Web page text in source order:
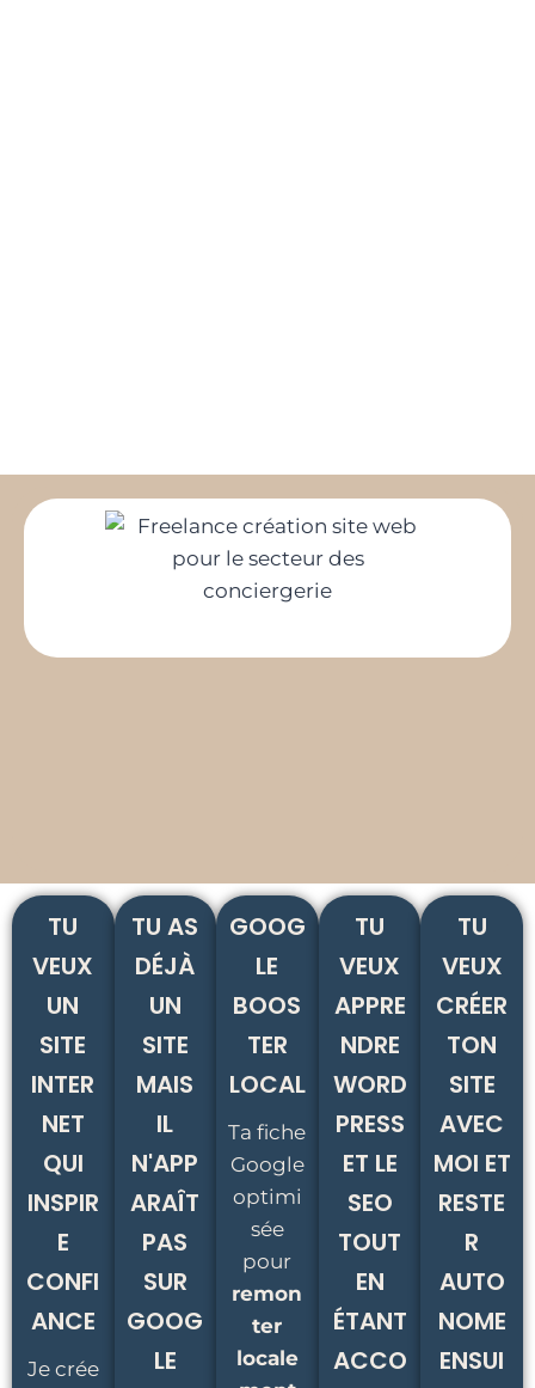
TU
VEUX
UN
SITE
INTER
NET
QUI
INSPIR
E
CONFI
ANCE
Je crée
TU AS
DÉJÀ
UN
SITE
MAIS
IL
N'APP
ARAÎT
PAS
SUR
GOOG
LE
GOOG
LE
BOOS
TER
LOCAL
Ta fiche
Google
optimi
sée
pour
remon
ter
locale
TU
VEUX
APPRE
NDRE
WORD
PRESS
ET LE
SEO
TOUT
EN
ÉTANT
ACCO
TU
VEUX
CRÉER
TON
SITE
AVEC
MOI ET
RESTE
R
AUTO
NOME
ENSUI